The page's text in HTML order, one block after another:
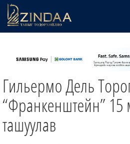
ТВ8
ӨГЛӨӨНИЙ СОНИН
АУДИО ЗОХИОЛ
ЗИНДАА СЭТГҮҮЛ
Гильермо Дель
“Франкенштейн” 15
ташуулав